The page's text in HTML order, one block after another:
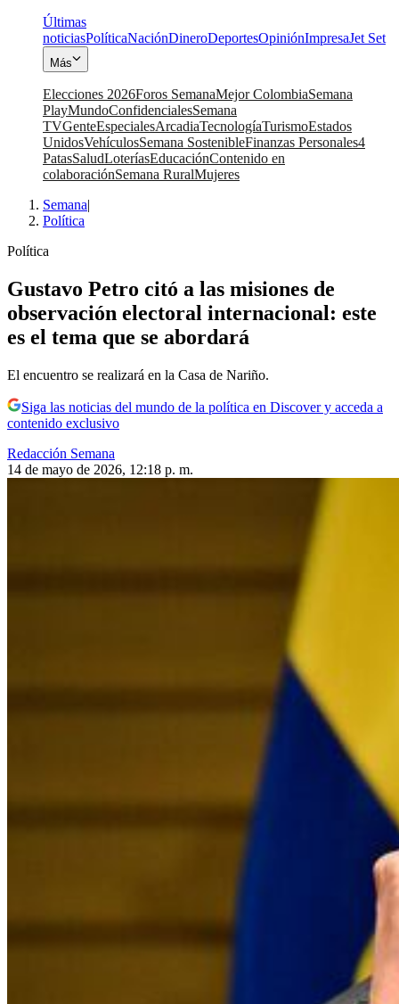
Últimas
noticiasPolíticaNaciónDineroDeportesOpiniónImpresaJet Set
Más
Elecciones 2026Foros SemanaMejor ColombiaSemana
PlayMundoConfidencialesSemana
TVGenteEspecialesArcadiaTecnologíaTurismoEstados
UnidosVehículosSemana SostenibleFinanzas Personales4
PatasSaludLoteríasEducaciónContenido en
colaboraciónSemana RuralMujeres
Semana|
Política
Política
Gustavo Petro citó a las misiones de
observación electoral internacional: este
es el tema que se abordará
El encuentro se realizará en la Casa de Nariño.
Siga las noticias del mundo de la política en Discover y acceda a
contenido exclusivo
Redacción Semana
14 de mayo de 2026, 12:18 p. m.